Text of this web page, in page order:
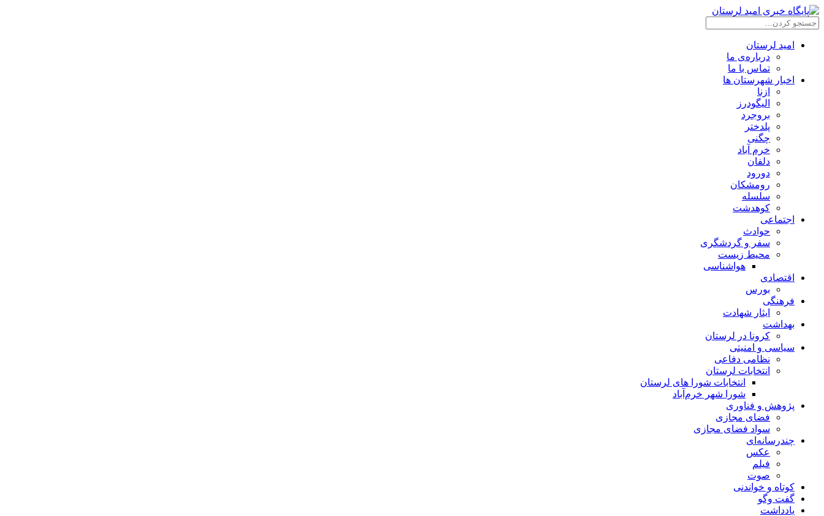
امید لرستان
درباره‌ی ما
تماس با ما
اخبار شهرستان ها
ازنا
الیگودرز
بروجرد
پلدختر
چگنی
خرم آباد
دلفان
دورود
رومشکان
سلسله
کوهدشت
اجتماعی
حوادث
سفر و گردشگری
محیط زیست
هواشناسی
اقتصادی
بورس
فرهنگی
ایثار شهادت
بهداشت
کرونا در لرستان
سیاسی و امنیتی
نظامی دفاعی
انتخابات لرستان
انتخابات شورا های لرستان
شورا شهر خرم‌آباد
پژوهش و فناوری
فضای مجازی
سواد فضای مجازی
چندرسانه‌ای
عكس
فیلم
صوت
کوتاه و خواندنی
گفت وگو
یادداشت